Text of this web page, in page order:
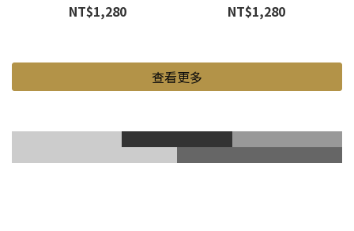
NT$1,280 NT$1,280
查看更多
登山鞋 Gore-Tex
登山杖 滑雪護具